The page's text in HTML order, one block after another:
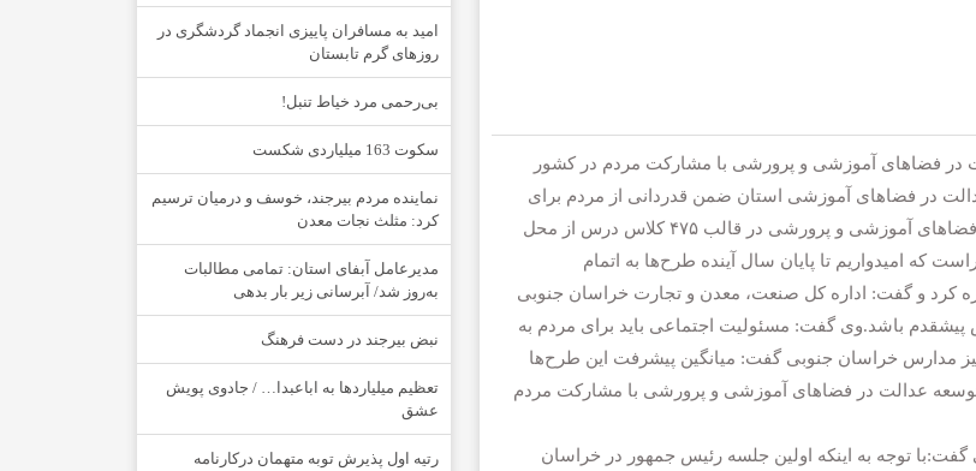
فضا‌های آموزشی و پرورشی با مشارکت مردم در کشور
در فضا‌های آموزشی استان ضمن قدردانی از مردم برای
مشارکت در این طرح‌ها گفت: ۱۰۵ طرح نهضت توسعه عدالت در فضا‌های آموزشی و پرورشی در قالب ۴۷۵ کلاس درس از محل
که امیدواریم تا پایان سال آینده طرح‌ها به اتمام
کرد و گفت: اداره کل صنعت، معدن و تجارت خراسان جنوبی
باشد.وی گفت: مسئولیت اجتماعی باید برای مردم به
مدارس خراسان جنوبی گفت: میانگین پیشرفت این طرح‌ها
عدالت در فضا‌های آموزشی و پرورشی با مشارکت مردم
توجه به اینکه اولین جلسه رئیس جمهور در خراسان
امید به مسافران پاییزی انجماد گردشگری در
روزهای گرم تابستان
‌بی‌رحمی مرد خیاط تنبل!
سکوت 163 میلیاردی شکست
نماینده مردم بیرجند، خوسف و درمیان ترسیم
کرد: مثلث نجات معدن
مدیرعامل آبفای استان: تمامی مطالبات
به‌روز شد/ آبرسانی زیر بار بدهی
نبض بیرجند در دست فرهنگ
تعظیم میلیاردها به اباعبدا… / جادوی پویش
عشق
رتیه اول پذیرش توبه متهمان درکارنامه